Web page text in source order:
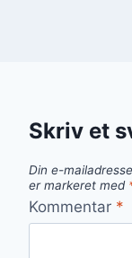
Skriv et
Din e-
er markeret med
Kommentar *